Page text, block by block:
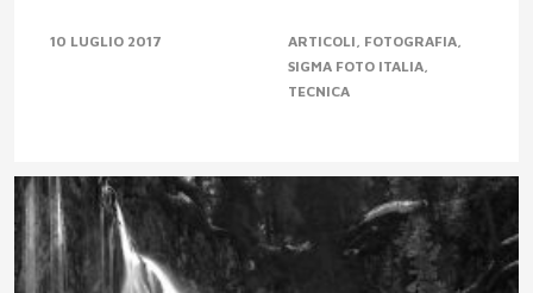
10 LUGLIO 2017 ARTICOLI FOTOGRAFIA
SIGMA FOTO ITALIA
TECNICA